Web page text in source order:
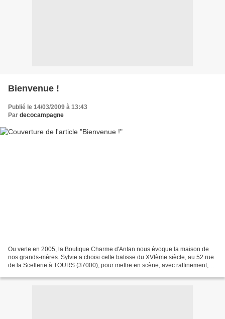
Bienvenue !
Publié le 14/03/2009 à 13:43
Par decocampagne
Ou verte en 2005, la Boutique Charme d'Antan nous évoque la maison de
nos grands-mères. Sylvie a choisi cette batisse du XVIème siècle, au 52 rue
de la Scellerie à TOURS (37000), pour mettre en scène, avec raffinement,